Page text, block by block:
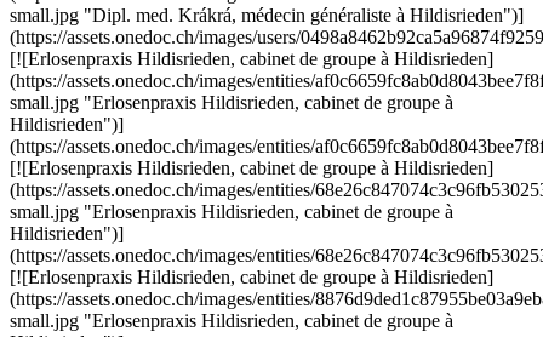
small.jpg "Dipl. med. Krákrá, médecin généraliste à Hildisrieden")]
(https://assets.onedoc.ch/images/users/
[![Erlosenpraxis Hildisrieden, cabinet de groupe à Hildisrieden]
(https://assets.onedoc.ch/images/entities/
small.jpg "Erlosenpraxis Hildisrieden, cabinet de groupe à
Hildisrieden")]
(https://assets.onedoc.ch/images/entities/
[![Erlosenpraxis Hildisrieden, cabinet de groupe à Hildisrieden]
(https://assets.onedoc.ch/images/entities/
small.jpg "Erlosenpraxis Hildisrieden, cabinet de groupe à
Hildisrieden")]
(https://assets.onedoc.ch/images/entities/
[![Erlosenpraxis Hildisrieden, cabinet de groupe à Hildisrieden]
(https://assets.onedoc.ch/images/entities/
small.jpg "Erlosenpraxis Hildisrieden, cabinet de groupe à